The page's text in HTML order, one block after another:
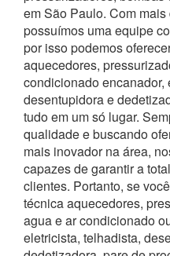
em São Paulo. Com mais
possuímos uma equipe
por isso podemos
aquecedores,
condicionado encanador,
desentupidora e
tudo em um só lugar.
qualidade e buscando
mais inovador na área,
capazes de garantir a
clientes. Portanto, se
técnica aquecedores,
agua e ar condicionado
eletricista, telhadista,